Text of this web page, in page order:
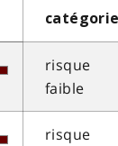
catégorie
risque
faible
risque